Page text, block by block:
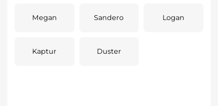
Megan Sandero Logan
Kaptur Duster